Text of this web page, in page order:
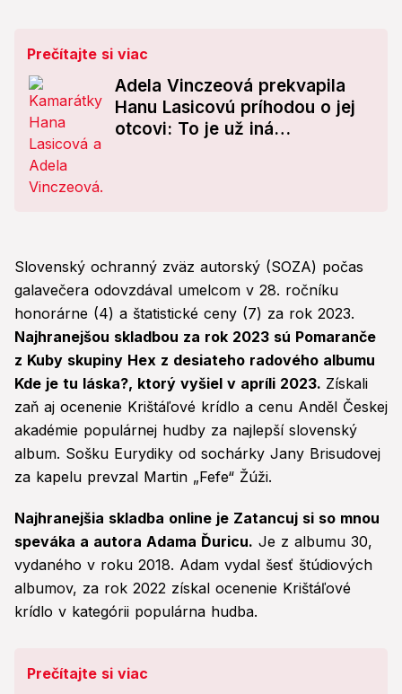
Prečítajte si viac
Adela Vinczeová prekvapila
Hanu Lasicovú príhodou o jej
otcovi: To je už iná
Slovenský ochranný zväz autorský (SOZA) počas
galavečera odovzdával umelcom v 28. ročníku
honorárne (4) a štatistické ceny (7) za rok 2023.
Najhranejšou skladbou za rok 2023 sú Pomaranče
z Kuby skupiny Hex z desiateho radového albumu
Kde je tu láska?, ktorý vyšiel v apríli 2023. Získali
zaň aj ocenenie Krištáľové krídlo a cenu Anděl Českej
akadémie populárnej hudby za najlepší slovenský
album. Sošku Eurydiky od sochárky Jany Brisudovej
za kapelu prevzal Martin „Fefe“ Žúži.
Najhranejšia skladba online je Zatancuj si so mnou
speváka a autora Adama Ďuricu. Je z albumu 30,
vydaného v roku 2018. Adam vydal šesť štúdiových
albumov, za rok 2022 získal ocenenie Krištáľové
krídlo v kategórii populárna hudba.
Prečítajte si viac